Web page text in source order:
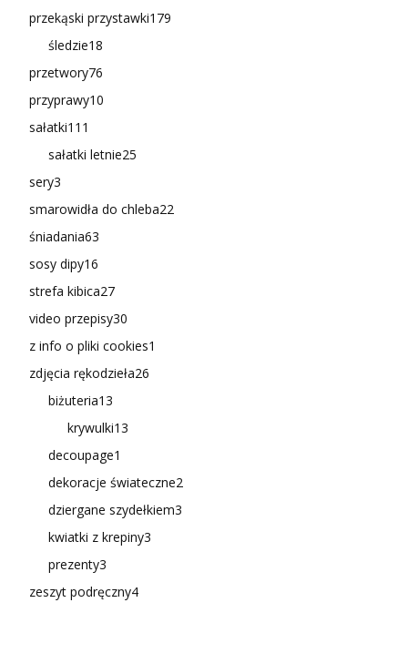
przekąski przystawki179
śledzie18
przetwory76
przyprawy10
sałatki111
sałatki letnie25
sery3
smarowidła do chleba22
śniadania63
sosy dipy16
strefa kibica27
video przepisy30
z info o pliki cookies1
zdjęcia rękodzieła26
biżuteria13
krywulki13
decoupage1
dekoracje świateczne2
dziergane szydełkiem3
kwiatki z krepiny3
prezenty3
zeszyt podręczny4